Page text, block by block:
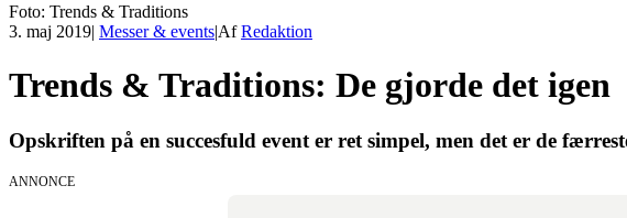
Foto: Trends & Traditions
3. maj 2019| Messer & events|AfRedaktion
Trends & Traditions: De gjorde det igen
Opskriften på en succesfuld event er ret simpel, men det er de
ANNONCE